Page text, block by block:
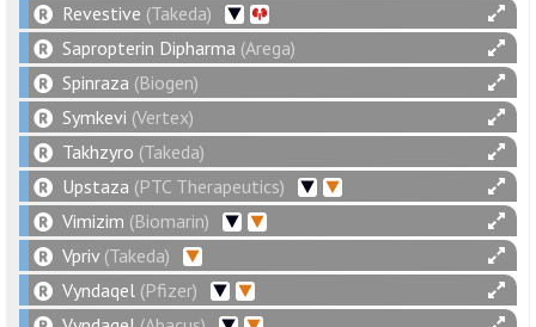
Revestive (Takeda)
Sapropterin Dipharma (Arega)
Spinraza (Biogen)
Symkevi (Vertex)
Takhzyro (Takeda)
Upstaza (PTC Therapeutics)
Vimizim (Biomarin)
Vpriv(Takeda)
Vyndaqel (Pfizer)